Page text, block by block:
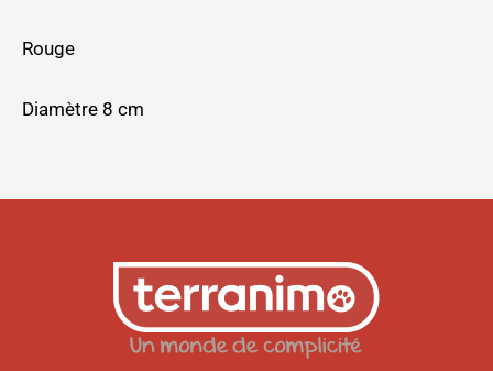
Rouge
Diamètre 8 cm